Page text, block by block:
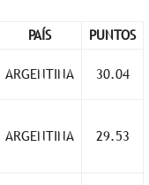
PAÍS PUNTOS
ARGENTINA 30.04
ARGENTINA 29.53